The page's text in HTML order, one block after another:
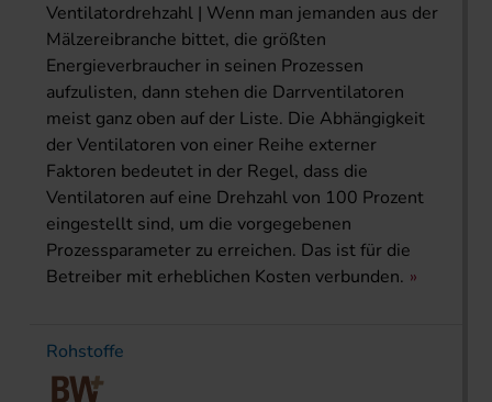
Ventilatordrehzahl | Wenn man jemanden aus der
Mälzerei­branche bittet, die größten
Energieverbraucher in seinen Prozessen
aufzulisten, dann stehen die Darrventilatoren
meist ganz oben auf der Liste. Die Abhängigkeit
der Ventilatoren von einer Reihe externer
Faktoren bedeutet in der Regel, dass die
Ventilatoren auf eine Drehzahl von 100 Prozent
eingestellt sind, um die vorgegebenen
Prozessparameter zu erreichen. Das ist für die
Betreiber mit erheblichen Kosten verbunden.
Rohstoffe